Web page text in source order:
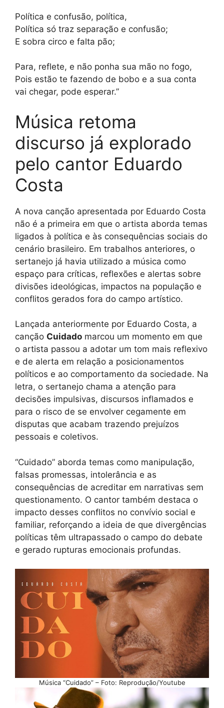
Política e confusão, política,
Política só traz separação e confusão;
E sobra circo e falta pão;
Para, reflete, e não ponha sua mão no fogo,
Pois estão te fazendo de bobo e a sua conta
vai chegar, pode esperar.”
Música retoma
discurso já explorado
pelo cantor Eduardo
Costa
A nova canção apresentada por Eduardo Costa
não é a primeira em que o artista aborda temas
ligados à política e às consequências sociais do
cenário brasileiro. Em trabalhos anteriores, o
sertanejo já havia utilizado a música como
espaço para críticas, reflexões e alertas sobre
divisões ideológicas, impactos na população e
conflitos gerados fora do campo artístico.
Lançada anteriormente por Eduardo Costa, a
canção Cuidado marcou um momento em que
o artista passou a adotar um tom mais reflexivo
e de alerta em relação a posicionamentos
políticos e ao comportamento da sociedade. Na
letra, o sertanejo chama a atenção para
decisões impulsivas, discursos inflamados e
para o risco de se envolver cegamente em
disputas que acabam trazendo prejuízos
pessoais e coletivos.
“Cuidado” aborda temas como manipulação,
falsas promessas, intolerância e as
consequências de acreditar em narrativas sem
questionamento. O cantor também destaca o
impacto desses conflitos no convívio social e
familiar, reforçando a ideia de que divergências
políticas têm ultrapassado o campo do debate
e gerado rupturas emocionais profundas.
Música “Cuidado” – Foto: Reprodução/Youtube